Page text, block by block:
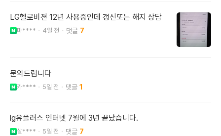
LG헬로비젼 12년 사용중인데 갱신또는 해지 상담
마**** 4일 전 7
문의드립니다
카**** 5일 전 1
lg유플러스 인터넷 7월에 3년 끝났습니다.
살**** 5일 전 7